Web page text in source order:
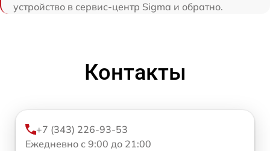
устройство в сервис-центр Sigma и обратно.
Контакты
+7 (343) 226-93-53
Ежедневно с 9:00 до 21:00